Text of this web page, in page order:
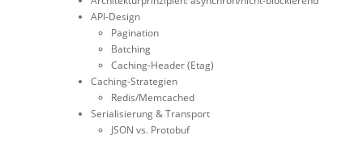
API-Design
Pagination
Batching
Caching-Header (Etag)
Caching-Strategien
Redis/Memcached
Serialisierung & Transport
JSON vs. Protobuf